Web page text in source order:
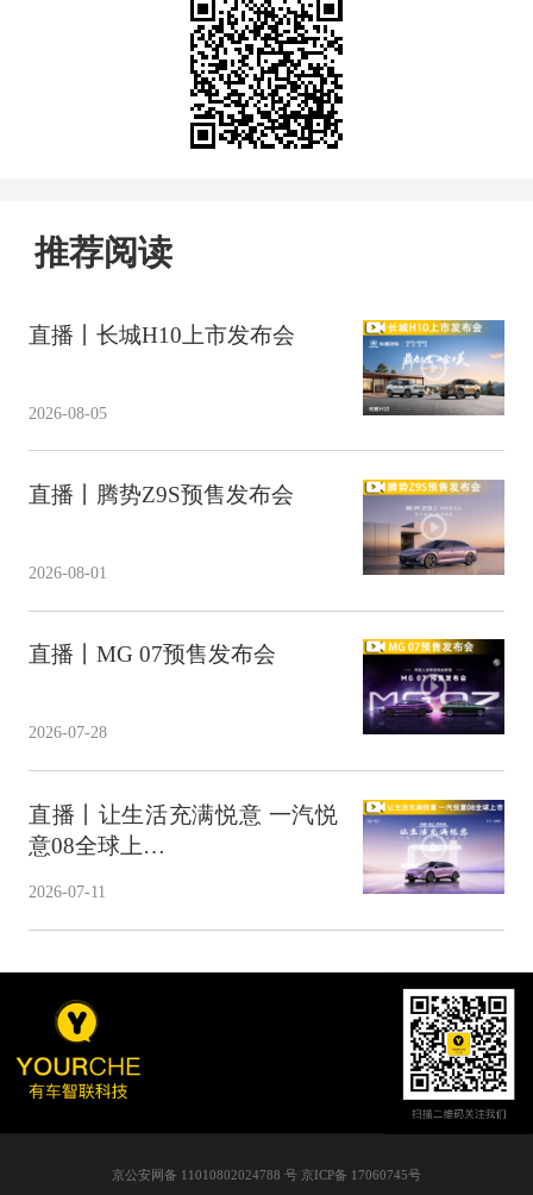
推荐阅读
直播丨长城H10上市发布会
2026-08-05
直播丨腾势Z9S预售发布会
2026-08-01
直播丨MG 07预售发布会
2026-07-28
直播丨让生活充满悦意 一汽悦
意08全球上…
2026-07-11
京公安网备 11010802024788 号 京ICP备 17060745号